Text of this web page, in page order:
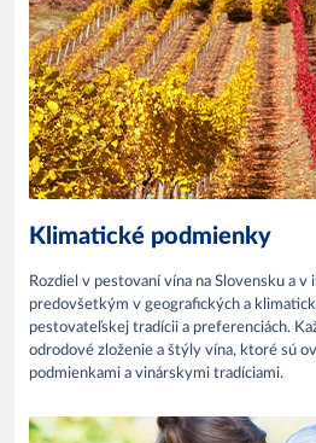
Klimatické podmienky
Rozdiel v pestovaní vína na Slovensku a v
predovšetkým v geografických a
pestovateľskej tradícii a preferenciách.
odrodové zloženie a štýly vína, ktoré sú
podmienkami a vinárskymi tradíciami.